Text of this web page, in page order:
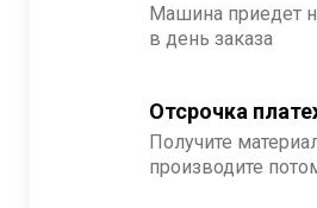
Машина приедет
в день заказа
Отсрочка
Получите
производите